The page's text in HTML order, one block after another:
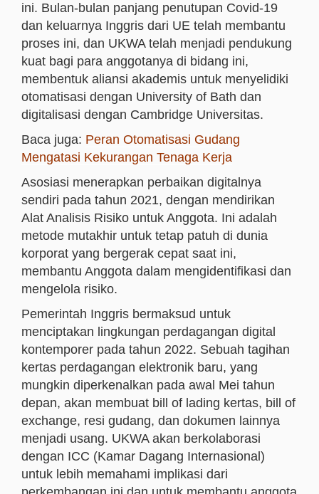
ini. Bulan-bulan panjang penutupan Covid-19
dan keluarnya Inggris dari UE telah membantu
proses ini, dan UKWA telah menjadi pendukung
kuat bagi para anggotanya di bidang ini,
membentuk aliansi akademis untuk menyelidiki
otomatisasi dengan University of Bath dan
digitalisasi dengan Cambridge Universitas.
Baca juga: Peran Otomatisasi Gudang
Mengatasi Kekurangan Tenaga Kerja
Asosiasi menerapkan perbaikan digitalnya
sendiri pada tahun 2021, dengan mendirikan
Alat Analisis Risiko untuk Anggota. Ini adalah
metode mutakhir untuk tetap patuh di dunia
korporat yang bergerak cepat saat ini,
membantu Anggota dalam mengidentifikasi dan
mengelola risiko.
Pemerintah Inggris bermaksud untuk
menciptakan lingkungan perdagangan digital
kontemporer pada tahun 2022. Sebuah tagihan
kertas perdagangan elektronik baru, yang
mungkin diperkenalkan pada awal Mei tahun
depan, akan membuat bill of lading kertas, bill of
exchange, resi gudang, dan dokumen lainnya
menjadi usang. UKWA akan berkolaborasi
dengan ICC (Kamar Dagang Internasional)
untuk lebih memahami implikasi dari